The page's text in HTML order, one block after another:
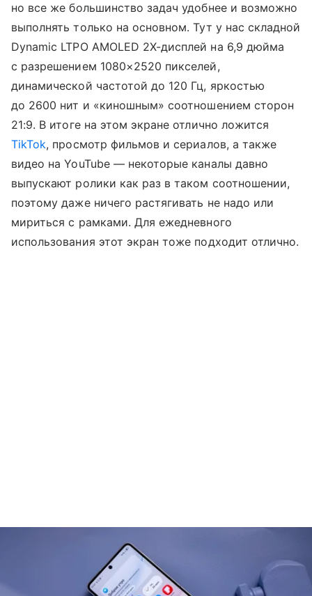
но все же большинство задач удобнее и возможно
выполнять только на основном. Тут у нас складной
Dynamic LTPO AMOLED 2X-дисплей на 6,9 дюйма
с разрешением 1080×2520 пикселей,
динамической частотой до 120 Гц, яркостью
до 2600 нит и «киношным» соотношением сторон
21:9. В итоге на этом экране отлично ложится
TikTok, просмотр фильмов и сериалов, а также
видео на YouTube — некоторые каналы давно
выпускают ролики как раз в таком соотношении,
поэтому даже ничего растягивать не надо или
мириться с рамками. Для ежедневного
использования этот экран тоже подходит отлично.